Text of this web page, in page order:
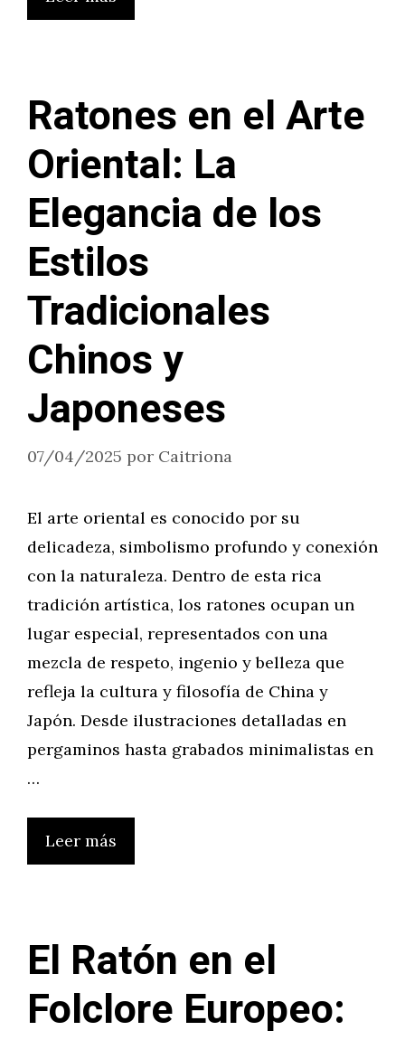
Ratones en el Arte
Oriental: La
Elegancia de los
Estilos
Tradicionales
Chinos y
Japoneses
07/04/2025 por Caitriona
El arte oriental es conocido por su
delicadeza, simbolismo profundo y conexión
con la naturaleza. Dentro de esta rica
tradición artística, los ratones ocupan un
lugar especial, representados con una
mezcla de respeto, ingenio y belleza que
refleja la cultura y filosofía de China y
Japón. Desde ilustraciones detalladas en
pergaminos hasta grabados minimalistas en
…
Leer más
El Ratón en el
Folclore Europeo: